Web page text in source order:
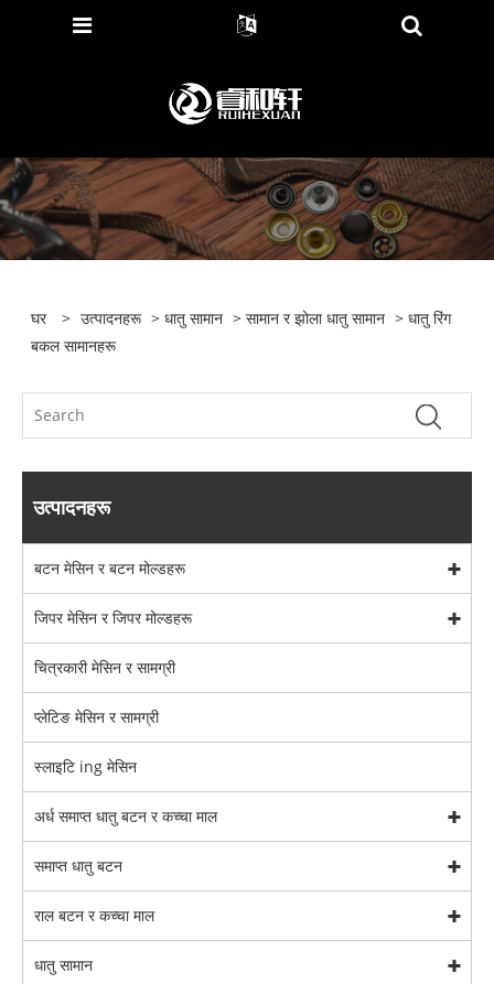
घर > उत्पादनहरू >धातु सामान >सामान र झोला धातु सामान > धातु रिंग
बकल सामानहरू
उत्पादनहरू
बटन मेसिन र बटन मोल्डहरू
जिपर मेसिन र जिपर मोल्डहरू
चित्रकारी मेसिन र सामग्री
प्लेटिङ मेसिन र सामग्री
स्लाइटि ing मेसिन
अर्ध समाप्त धातु बटन र कच्चा माल
समाप्त धातु बटन
राल बटन र कच्चा माल
धातु सामान